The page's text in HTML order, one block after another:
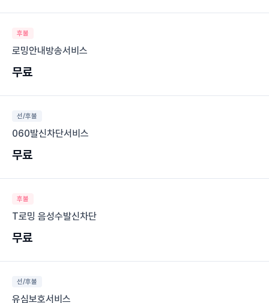
후불
로밍안내방송서비스
무료
선/후불
060발신차단서비스
무료
후불
T로밍 음성수발신차단
무료
선/후불
유심보호서비스